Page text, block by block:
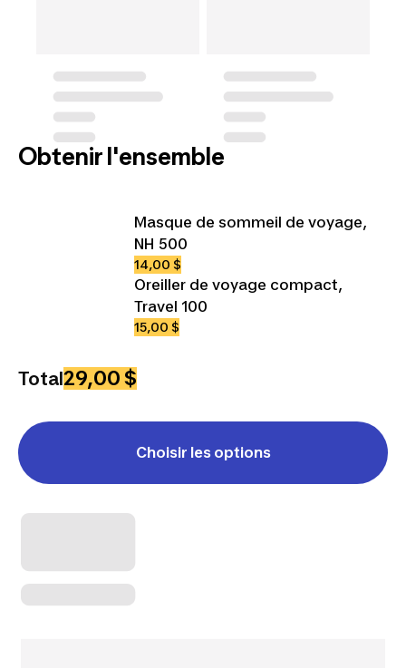
Obtenir l'ensemble
Masque de sommeil de voyage,
NH 500
14,00 $
Oreiller de voyage compact,
Travel 100
15,00 $
Total29,00 $
Choisir les options